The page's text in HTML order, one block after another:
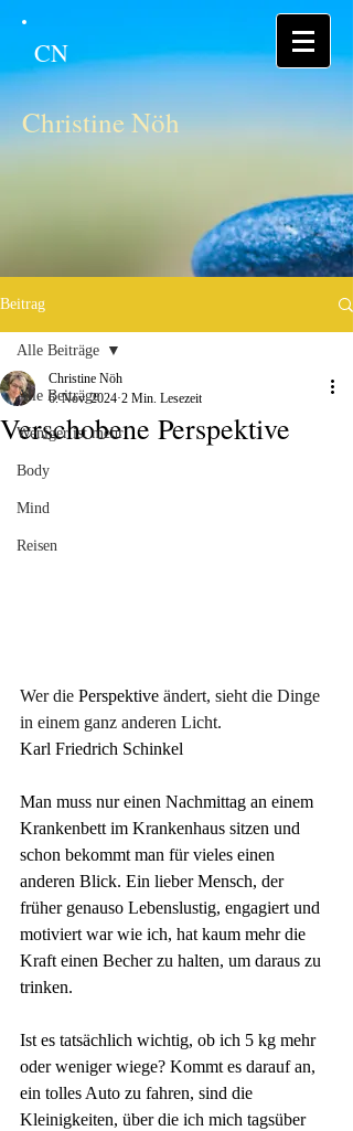
CN
Christine Nöh
Beitrag
Alle Beiträge
Weniger ist mehr
Body
Mind
Reisen
Alle Beiträge
Verschobene Perspektive
Christine Nöh
6. Nov. 2024 2 Min. Lesezeit
Wer die Perspektive ändert, sieht die Dinge
in einem ganz anderen Licht.
Karl Friedrich Schinkel
Man muss nur einen Nachmittag an einem
Krankenbett im Krankenhaus sitzen und
schon bekommt man für vieles einen
anderen Blick. Ein lieber Mensch, der
früher genauso Lebenslustig, engagiert und
motiviert war wie ich, hat kaum mehr die
Kraft einen Becher zu halten, um daraus zu
trinken.
Ist es tatsächlich wichtig, ob ich 5 kg mehr
oder weniger wiege? Kommt es darauf an,
ein tolles Auto zu fahren, sind die
Kleinigkeiten, über die ich mich tagsüber